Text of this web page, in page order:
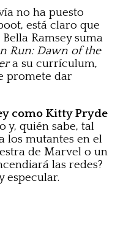
no ha puesto
está claro que
Ramsey suma
Run: Dawn of the
a su currículum,
promete dar
como Kitty Pryde
y, quién sabe, tal
los mutantes en el
de Marvel o un
las redes?
especular.